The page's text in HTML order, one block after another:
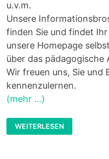
u.v.m.
Unsere
finden Sie und findet Ihr
unsere Homepage
über das pädagogische
Wir freuen uns, Sie und
kennenzulernen.
(mehr …)
WILLKOMMEN
ZUM
INFORMATIONSTAG
WEITERLESEN